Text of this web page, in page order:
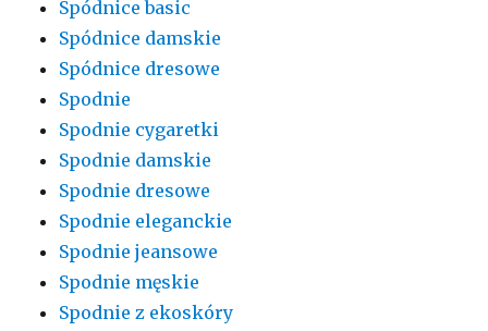
Spódnice basic
Spódnice damskie
Spódnice dresowe
Spodnie
Spodnie cygaretki
Spodnie damskie
Spodnie dresowe
Spodnie eleganckie
Spodnie jeansowe
Spodnie męskie
Spodnie z ekoskóry